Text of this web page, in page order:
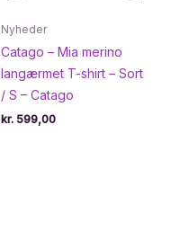
Nyheder
Catago – Mia merino
langærmet T-shirt – Sort
/ S – Catago
kr. 599,00